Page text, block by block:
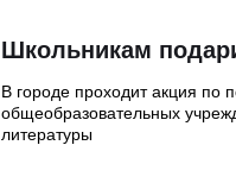
Школьникам
В городе проходит акция по
общеобразовательных
литературы